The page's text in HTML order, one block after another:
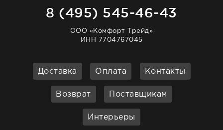
8 (495) 545-46-43
ООО «Комфорт Трейд»
ИНН 7704767045
Доставка Оплата Контакты
Возврат Поставщикам
Интерьеры